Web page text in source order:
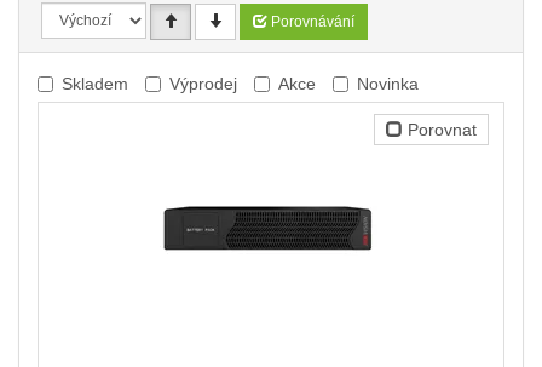
Porovnávání
Skladem Výprodej Akce Novinka
Porovnat